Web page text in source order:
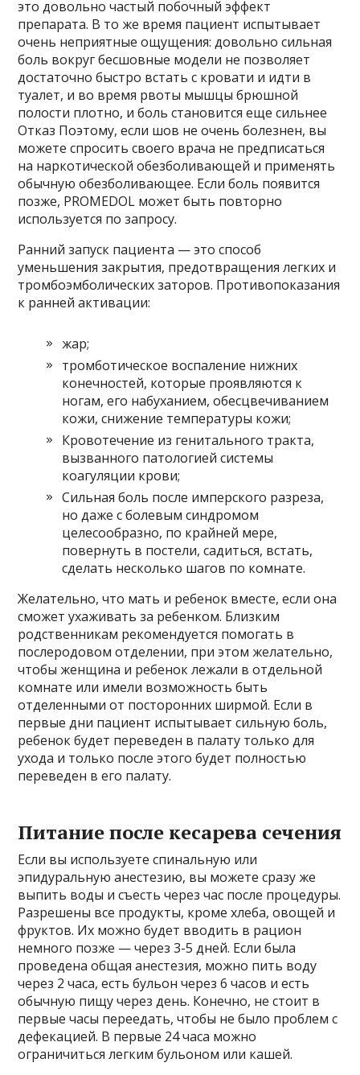
это довольно частый побочный эффект
препарата. В то же время пациент испытывает
очень неприятные ощущения: довольно сильная
боль вокруг бесшовные модели не позволяет
достаточно быстро встать с кровати и идти в
туалет, и во время рвоты мышцы брюшной
полости плотно, и боль становится еще сильнее
Отказ Поэтому, если шов не очень болезнен, вы
можете спросить своего врача не предписаться
на наркотической обезболивающей и применять
обычную обезболивающее. Если боль появится
позже, PROMEDOL может быть повторно
используется по запросу.
Ранний запуск пациента — это способ
уменьшения закрытия, предотвращения легких и
тромбоэмболических заторов. Противопоказания
к ранней активации:
жар;
тромботическое воспаление нижних
конечностей, которые проявляются к
ногам, его набуханием, обесцвечиванием
кожи, снижение температуры кожи;
Кровотечение из генитального тракта,
вызванного патологией системы
коагуляции крови;
Сильная боль после имперского разреза,
но даже с болевым синдромом
целесообразно, по крайней мере,
повернуть в постели, садиться, встать,
сделать несколько шагов по комнате.
Желательно, что мать и ребенок вместе, если она
сможет ухаживать за ребенком. Близким
родственникам рекомендуется помогать в
послеродовом отделении, при этом желательно,
чтобы женщина и ребенок лежали в отдельной
комнате или имели возможность быть
отделенными от посторонних ширмой. Если в
первые дни пациент испытывает сильную боль,
ребенок будет переведен в палату только для
ухода и только после этого будет полностью
переведен в его палату.
Питание после кесарева сечения
Если вы используете спинальную или
эпидуральную анестезию, вы можете сразу же
выпить воды и съесть через час после процедуры.
Разрешены все продукты, кроме хлеба, овощей и
фруктов. Их можно будет вводить в рацион
немного позже — через 3-5 дней. Если была
проведена общая анестезия, можно пить воду
через 2 часа, есть бульон через 6 часов и есть
обычную пищу через день. Конечно, не стоит в
первые часы переедать, чтобы не было проблем с
дефекацией. В первые 24 часа можно
ограничиться легким бульоном или кашей.